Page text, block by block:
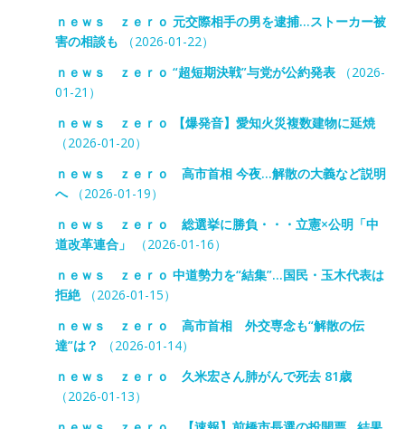
ｎｅｗｓ ｚｅｒｏ 元交際相手の男を逮捕…ストーカー被
害の相談も （2026-01-22）
ｎｅｗｓ ｚｅｒｏ “超短期決戦”与党が公約発表（2026-
01-21）
ｎｅｗｓ ｚｅｒｏ 【爆発音】愛知火災複数建物に延焼
（2026-01-20）
ｎｅｗｓ ｚｅｒｏ 高市首相 今夜…解散の大義など説明
へ（2026-01-19）
ｎｅｗｓ ｚｅｒｏ 総選挙に勝負・・・立憲×公明「中
道改革連合」
（2026-01-16）
ｎｅｗｓ ｚｅｒｏ 中道勢力を“結集”…国民・玉木代表は
拒絶（2026-01-15）
ｎｅｗｓ ｚｅｒｏ 高市首相 外交専念も“解散の伝
達”は？
（2026-01-14）
ｎｅｗｓ ｚｅｒｏ 久米宏さん肺がんで死去 81歳
（2026-01-13）